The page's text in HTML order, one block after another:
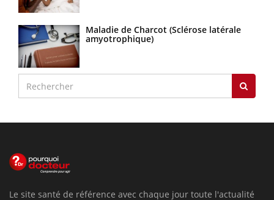
Maladie de Charcot (Sclérose latérale
amyotrophique)
Le site santé de référence avec chaque jour toute l'actualité